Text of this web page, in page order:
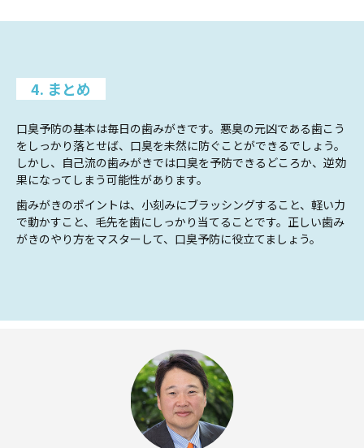
4. まとめ
口臭予防の基本は毎日の歯みがきです。悪臭の元凶である歯こう
をしっかり落とせば、口臭を未然に防ぐことができるでしょう。
しかし、自己流の歯みがきでは口臭を予防できるどころか、逆効
果になってしまう可能性があります。
歯みがきのポイントは、小刻みにブラッシングすること、軽い力
で動かすこと、毛先を歯にしっかり当てることです。正しい歯み
がきのやり方をマスターして、口臭予防に役立てましょう。